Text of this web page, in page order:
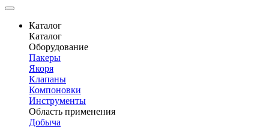
Каталог
Каталог
Оборудование
Пакеры
Якоря
Клапаны
Компоновки
Инструменты
Область применения
Добыча